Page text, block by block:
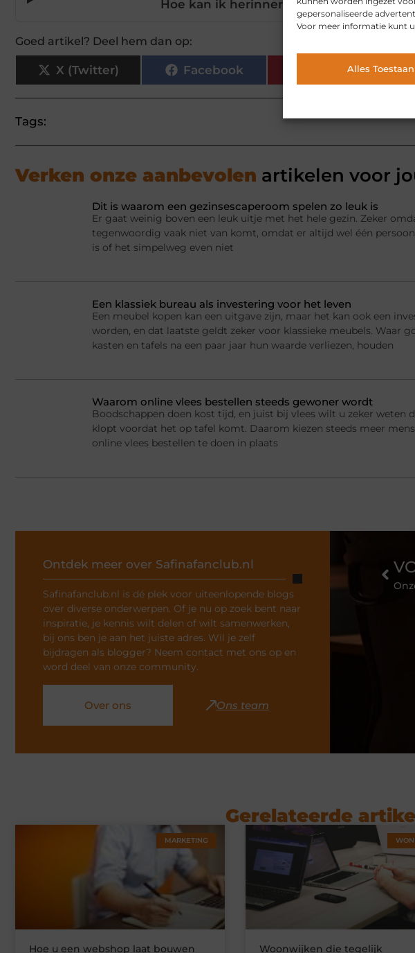
gepersonaliseerde
Voor meer informatie kunt
Alles Toestaan
Hoe kan ik herinneringen aan mijn
Goed artikel? Deel hem dan op:
X (Twitter) Facebook Pinterest
Tags:
Verken onze aanbevolen artikelen voor
Dit is waarom een gezinsescaperoom spelen zo leuk is
Er gaat weinig boven een leuk uitje met het hele gezin. Zeker
tegenwoordig vaak niet van komt, omdat er altijd wel één
is of het simpelweg even niet
Een klassiek bureau als investering voor het leven
Een meubel kopen kan een uitgave zijn, maar het kan ook een
worden, en dat laatste geldt zeker voor klassieke meubels. Waar
kasten en tafels na een paar jaar hun waarde verliezen, houden
Waarom online vlees bestellen steeds gewoner wordt
Boodschappen doen kost tijd, en juist bij vlees wilt u zeker weten
klopt voordat het op tafel komt. Daarom kiezen steeds meer
online vlees bestellen te doen in plaats
Ontdek meer over Safinafanclub.nl
Safinafanclub.nl is dé plek voor uiteenlopende blogs
over diverse onderwerpen. Of je nu op zoek bent naar
inspiratie, je kennis wilt delen of wilt samenwerken,
bij ons ben je aan het juiste adres. Wil je zelf
bijdragen als blogger? Neem contact met ons op en
word deel van onze community.
Over ons Ons team
Gerelateerde
MARKETING
Hoe u een webshop laat bouwen Woonwijken die tegelijk